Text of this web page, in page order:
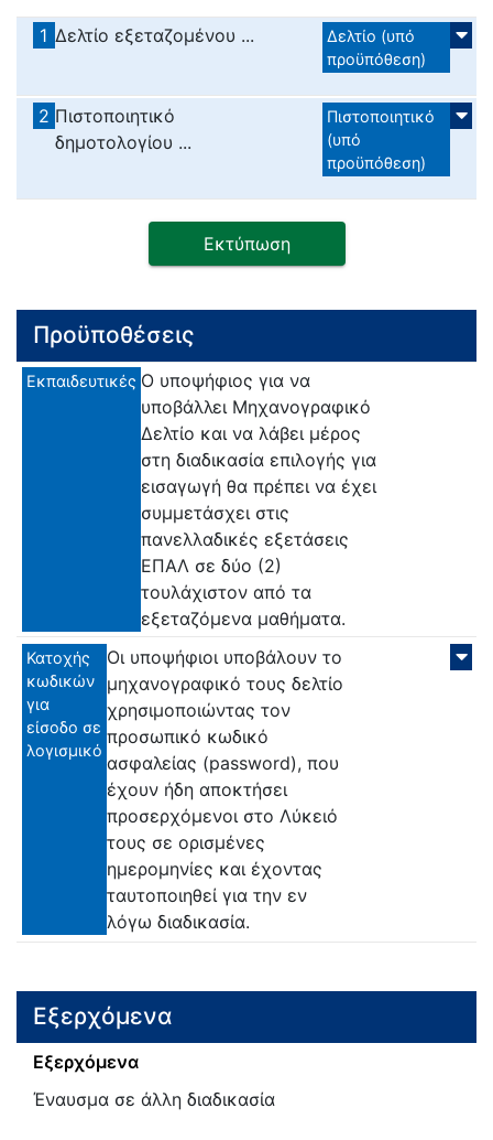
1 Δελτίο εξεταζομένου ...
Δελτίο (υπό
προϋπόθεση)
2 Πιστοποιητικό
δημοτολογίου ...
Πιστοποιητικό
(υπό
προϋπόθεση)
Εκτύπωση
Προϋποθέσεις
Εκπαιδευτικές Ο υποψήφιος για να
υποβάλλει Μηχανογραφικό
Δελτίο και να λάβει μέρος
στη διαδικασία επιλογής για
εισαγωγή θα πρέπει να έχει
συμμετάσχει στις
πανελλαδικές εξετάσεις
ΕΠΑΛ σε δύο (2)
τουλάχιστον από τα
εξεταζόμενα μαθήματα.
Κατοχής
κωδικών
για
είσοδο σε
λογισμικό
Οι υποψήφιοι υποβάλουν το
μηχανογραφικό τους δελτίο
χρησιμοποιώντας τον
προσωπικό κωδικό
ασφαλείας (password), που
έχουν ήδη αποκτήσει
προσερχόμενοι στο Λύκειό
τους σε ορισμένες
ημερομηνίες και έχοντας
ταυτοποιηθεί για την εν
λόγω διαδικασία.
Εξερχόμενα
Εξερχόμενα
Έναυσμα σε άλλη διαδικασία